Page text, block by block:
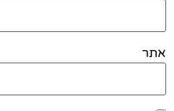
אתר